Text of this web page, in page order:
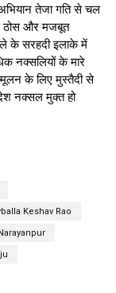
तेजा गति से चल
ठोस और मजबूत
के सरहदी इलाके में
नक्सलियों के मारे
के लिए मुस्तैदी से
देश नक्सल मुक्त हो
Keshav Rao